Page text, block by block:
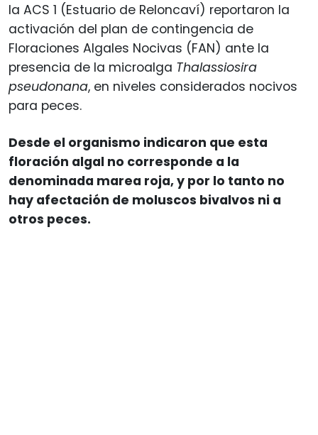
la ACS 1 (Estuario de Reloncaví) reportaron la
activación del plan de contingencia de
Floraciones Algales Nocivas (FAN) ante la
presencia de la microalga Thalassiosira
pseudonana, en niveles considerados nocivos
para peces.
Desde el organismo indicaron que esta
floración algal no corresponde a la
denominada marea roja, y por lo tanto no
hay afectación de moluscos bivalvos ni a
otros peces.